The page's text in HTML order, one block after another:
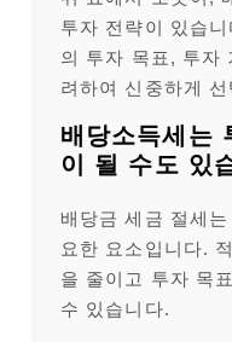
투자 전략이 있습
의 투자 목표, 투자
려하여 신중하게
배당소득세는
이 될 수도 있
배당금 세금 절세
요한 요소입니다.
을 줄이고 투자 목
수 있습니다.